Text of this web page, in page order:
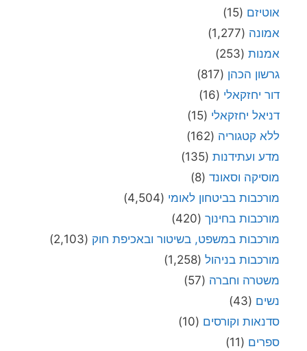
אוטיזם (15)
אמונה (1,277)
אמנות (253)
גרשון הכהן (817)
דור יחזקאלי (16)
דניאל יחזקאלי (15)
ללא קטגוריה (162)
מדע ועתידנות (135)
מוסיקה וסאונד (8)
מורכבות בביטחון לאומי (4,504)
מורכבות בחינוך (420)
מורכבות במשפט, בשיטור ובאכיפת חוק (2,103)
מורכבות בניהול (1,258)
משטרה וחברה (57)
נשים (43)
סדנאות וקורסים (10)
ספרים (11)